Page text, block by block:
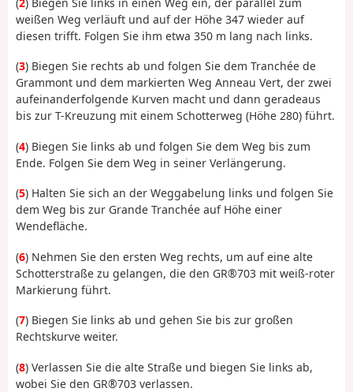
weißen Weg verläuft und auf der Höhe 347 wieder auf
diesen trifft. Folgen Sie ihm etwa 350 m lang nach links.
(3) Biegen Sie rechts ab und folgen Sie dem Tranchée de
Grammont und dem markierten Weg Anneau Vert, der zwei
aufeinanderfolgende Kurven macht und dann geradeaus
bis zur T-Kreuzung mit einem Schotterweg (Höhe 280) führt.
(4) Biegen Sie links ab und folgen Sie dem Weg bis zum
Ende. Folgen Sie dem Weg in seiner Verlängerung.
(5) Halten Sie sich an der Weggabelung links und folgen Sie
dem Weg bis zur Grande Tranchée auf Höhe einer
Wendefläche.
(6) Nehmen Sie den ersten Weg rechts, um auf eine alte
Schotterstraße zu gelangen, die den GR®703 mit weiß-roter
Markierung führt.
(7) Biegen Sie links ab und gehen Sie bis zur großen
Rechtskurve weiter.
(8) Verlassen Sie die alte Straße und biegen Sie links ab,
wobei Sie den GR®703 verlassen.